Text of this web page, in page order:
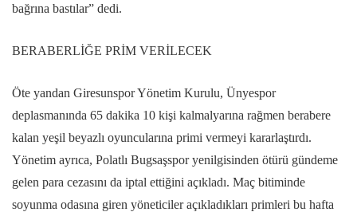
bağrına bastılar” dedi.
BERABERLİĞE PRİM VERİLECEK
Öte yandan Giresunspor Yönetim Kurulu, Ünyespor
deplasmanında 65 dakika 10 kişi kalmalyarına rağmen berabere
kalan yeşil beyazlı oyuncularına primi vermeyi kararlaştırdı.
Yönetim ayrıca, Polatlı Bugsaşspor yenilgisinden ötürü gündeme
gelen para cezasını da iptal ettiğini açıkladı. Maç bitiminde
soyunma odasına giren yöneticiler açıkladıkları primleri bu hafta